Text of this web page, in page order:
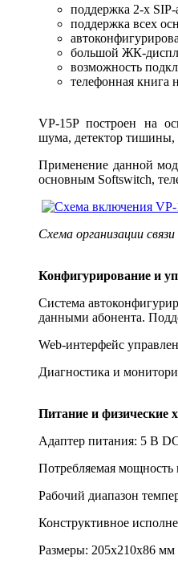
поддержка 2-х SIP-
поддержка всех
большой ЖК-
возможность
телефонная книга
VP-15P построен на
шума, детектор тишины,
Применение данной
основным Softswitch,
Схема организации
Конфигурирование и
Система
данными абонента.
Web-интерфейс
Диагностика и
Питание и физические
Адаптер питания: 5 В
Потребляемая
Рабочий диапазон
Конструктивное
Размеры: 205x210x86 мм